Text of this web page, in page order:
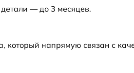
— до 3 месяцев.
который напрямую связан с